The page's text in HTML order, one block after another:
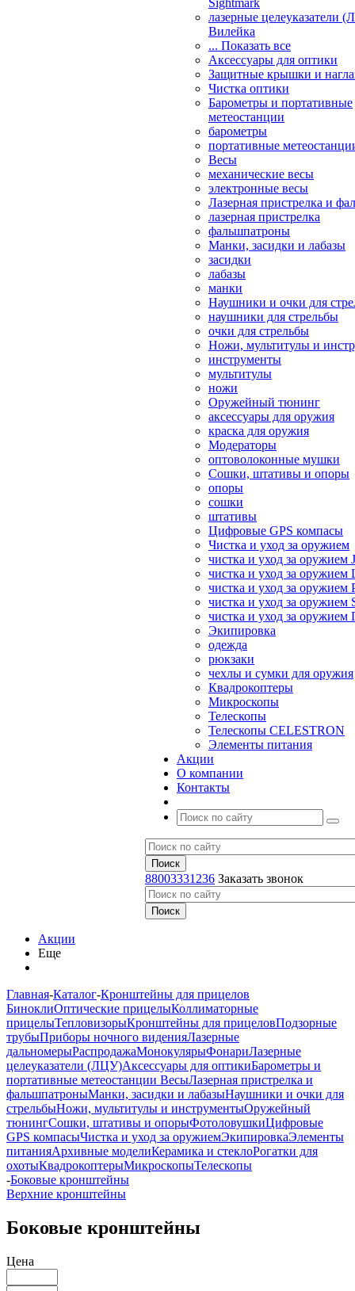
Sightmark
лазерные целеуказатели
Вилейка
... Показать все
Аксессуары для оптики
Защитные крышки и
Чистка оптики
Барометры и портативные
метеостанции
барометры
портативные
Весы
механические весы
электронные весы
Лазерная пристрелка и
лазерная пристрелка
фальшпатроны
Манки, засидки и лабазы
засидки
лабазы
манки
Наушники и очки для
наушники для стрельбы
очки для стрельбы
Ножи, мультитулы и
инструменты
мультитулы
ножи
Оружейный тюнинг
аксессуары для оружия
краска для оружия
Модераторы
оптоволоконные мушки
Сошки, штативы и опоры
опоры
сошки
штативы
Цифровые GPS компасы
Чистка и уход за оружием
чистка и уход за оружием
чистка и уход за оружием
чистка и уход за оружием
чистка и уход за оружием
чистка и уход за
Экипировка
одежда
рюкзаки
чехлы и сумки для оружия
Квадрокоптеры
Микроскопы
Телескопы
Телескопы CELESTRON
Элементы питания
Акции
О компании
Контакты
88003331236 Заказать звонок
Акции
Еще
Главная-Каталог-Кронштейны для прицелов
БиноклиОптические прицелыКоллиматорные
прицелыТепловизорыКронштейны для прицеловПодзорные
трубыПриборы ночного виденияЛазерные
дальномерыРаспродажаМонокулярыФонариЛазерные
целеуказатели (ЛЦУ)Аксессуары для оптикиБарометры и
портативные метеостанции ВесыЛазерная пристрелка и
фальшпатроныМанки, засидки и лабазыНаушники и очки для
стрельбыНожи, мультитулы и инструментыОружейный
тюнингСошки, штативы и опорыФотоловушкиЦифровые
GPS компасыЧистка и уход за оружиемЭкипировкаЭлементы
питанияАрхивные моделиКерамика и стеклоРогатки для
охотыКвадрокоптерыМикроскопыТелескопы
-Боковые кронштейны
Верхние кронштейны
Боковые кронштейны
Цена